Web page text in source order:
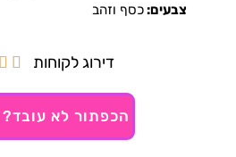
צבעים:כסף וזהב
דירוג לקוחות 

הכפתור לא